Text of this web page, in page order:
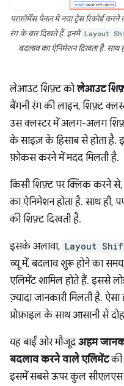
परफ़ॉर्मेंस पैनल में नया ट्रेस रिकॉर्ड
रंग के बार दिखते हैं. इनमें Layout
बदलाव का ऐनिमेशन दिखता है. साथ
लेआउट शिफ़्ट कोलेआउट
बैंगनी रंग की लाइन, शिफ़्ट
उस क्लस्टर में अलग-अलग
के साइज़ के हिसाब से होता
फ़ोकस करने में मदद मिलती है.
किसी शिफ़्ट पर क्लिक करने
का ऐनिमेशन होता है. साथ ही,
की शिफ़्ट दिखती है.
इसके अलावा, Layout
व्यू में, बदलाव शुरू होने का
एलिमेंट शामिल होते हैं. इससे
ज़्यादा जानकारी मिलती है.
प्रोफ़ाइल के साथ आसानी से
यह बाईं ओर मौजूद अहम
बदलाव करने वाले एलिमेंटकी
इसमें सबसे ऊपर कुल सीएलएस